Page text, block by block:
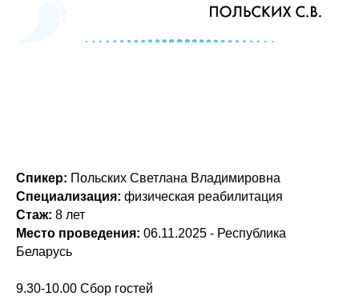
Спикер: Польских Светлана Владимировна
Специализация: физическая реабилитация
Стаж: 8 лет
Место проведения: 06.11.2025 - Республика
Беларусь
9.30-10.00 Сбор гостей